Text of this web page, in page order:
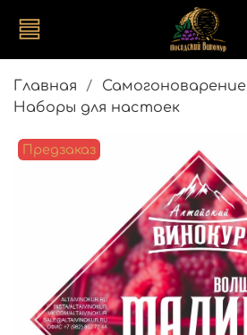
Главная Самогоноварение
Наборы для настоек
Предзаказ